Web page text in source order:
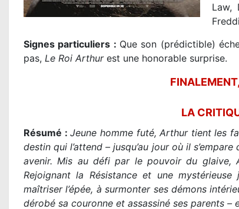
Law,
Signes particuliers : Que son (prédictible)
pas, Le Roi Arthurest une honorable surprise.
LA
Résumé :Jeune homme futé, Arthur tient les
destin qui l’attend – jusqu’au jour où il
avenir. Mis au défi par le pouvoir du
Rejoignant la Résistance et une
maîtriser l’épée, à surmonter ses démons
dérobé sa couronne et assassiné ses parents